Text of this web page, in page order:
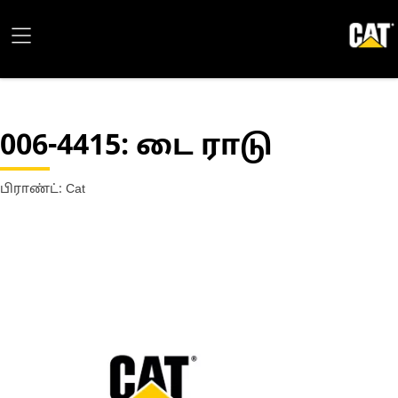
006-4415: டை ராடு
பிராண்ட்: Cat